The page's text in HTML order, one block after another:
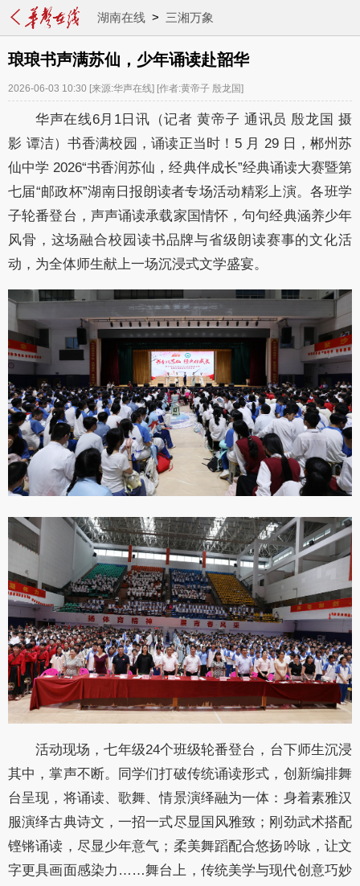
湖南在线> 三湘万象
琅琅书声满苏仙，少年诵读赴韶华
2026-06-03 10:30 [来源:华声在线] [作者:黄帝子 殷龙国]
华声在线6月1日讯（记者 黄帝子 通讯员 殷龙国 摄
影 谭洁）书香满校园，诵读正当时！5 月 29 日，郴州苏
仙中学 2026“书香润苏仙，经典伴成长”经典诵读大赛暨第
七届“邮政杯”湖南日报朗读者专场活动精彩上演。各班学
子轮番登台，声声诵读承载家国情怀，句句经典涵养少年
风骨，这场融合校园读书品牌与省级朗读赛事的文化活
动，为全体师生献上一场沉浸式文学盛宴。
活动现场，七年级24个班级轮番登台，台下师生沉浸
其中，掌声不断。同学们打破传统诵读形式，创新编排舞
台呈现，将诵读、歌舞、情景演绎融为一体：身着素雅汉
服演绎古典诗文，一招一式尽显国风雅致；刚劲武术搭配
铿锵诵读，尽显少年意气；柔美舞蹈配合悠扬吟咏，让文
字更具画面感染力……舞台上，传统美学与现代创意巧妙